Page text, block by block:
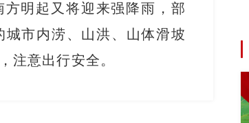
明起又将迎来强降雨，部
市内涝、山洪、山体滑坡
注意出行安全。